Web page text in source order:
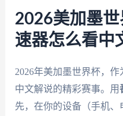
2026美加墨
速器怎么看中
2026年美加墨世界杯，
中文解说的精彩赛事。用
先，在你的设备（手机